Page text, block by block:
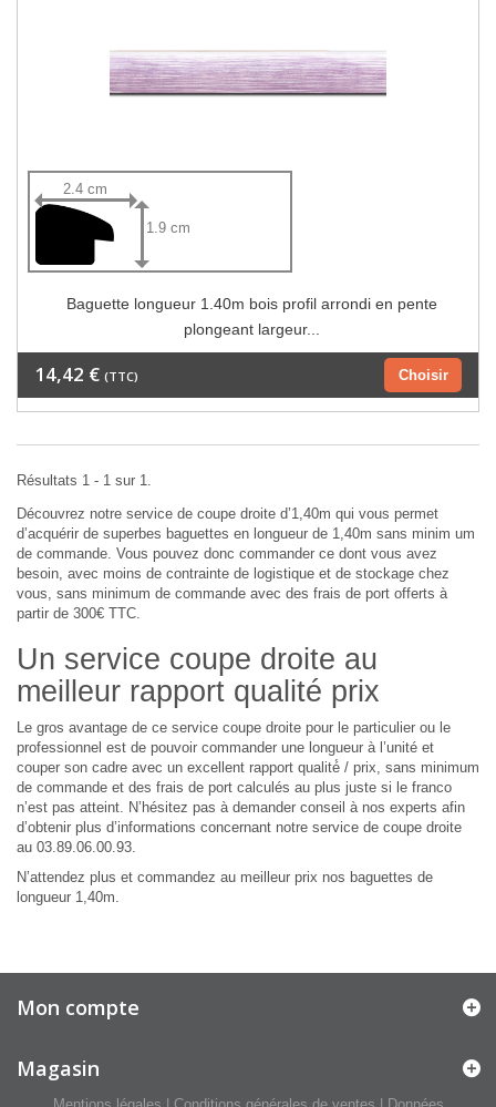
2.4 cm
1.9 cm
Baguette longueur 1.40m bois profil arrondi en pente
plongeant largeur...
Choisir
14,42 € (TTC)
Résultats 1 - 1 sur 1.
Découvrez notre service de coupe droite d’1,40m qui vous permet
d’acquérir de superbes baguettes en longueur de 1,40m sans minim um
de commande. Vous pouvez donc commander ce dont vous avez
besoin, avec moins de contrainte de logistique et de stockage chez
vous, sans minimum de commande avec des frais de port offerts à
partir de 300€ TTC.
Un service coupe droite au
meilleur rapport qualité prix
Le gros avantage de ce service coupe droite pour le particulier ou le
professionnel est de pouvoir commander une longueur à l’unité et
couper son cadre avec un excellent rapport qualité́ / prix, sans minimum
de commande et des frais de port calculés au plus juste si le franco
n’est pas atteint. N’hésitez pas à demander conseil à nos experts afin
d’obtenir plus d’informations concernant notre service de coupe droite
au 03.89.06.00.93.
N’attendez plus et commandez au meilleur prix nos baguettes de
longueur 1,40m.
Mon compte
Magasin